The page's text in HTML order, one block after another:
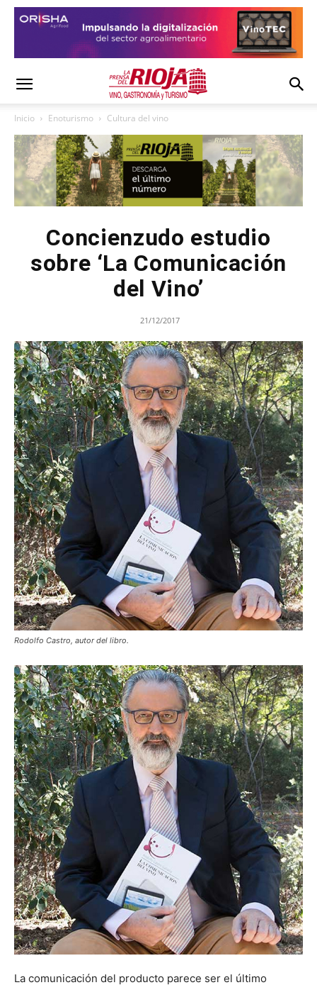
Inicio Enoturismo Cultura del vino
Concienzudo estudio
sobre ‘La Comunicación
del Vino’
21/12/2017
Rodolfo Castro, autor del libro.
La comunicación del producto parece ser el último